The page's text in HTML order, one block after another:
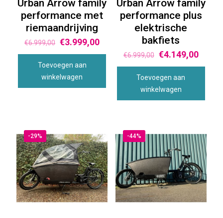
Urban Arrow family
performance met
riemaandrijving
€6.999,00 €3.999,00
Toevoegen aan
winkelwagen
Urban Arrow family
performance plus
elektrische
bakfiets
€6.999,00 €4.149,00
Toevoegen aan
winkelwagen
-29% -44%